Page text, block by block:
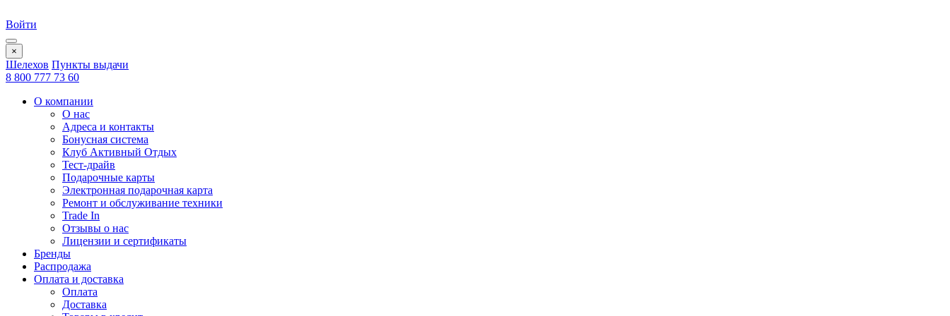
Войти
×
Шелехов Пункты выдачи
8 800 777 73 60
О компании
О нас
Адреса и контакты
Бонусная система
Клуб Активный Отдых
Тест-драйв
Подарочные карты
Электронная подарочная карта
Ремонт и обслуживание техники
Trade In
Отзывы о нас
Лицензии и сертификаты
Бренды
Распродажа
Оплата и доставка
Оплата
Доставка